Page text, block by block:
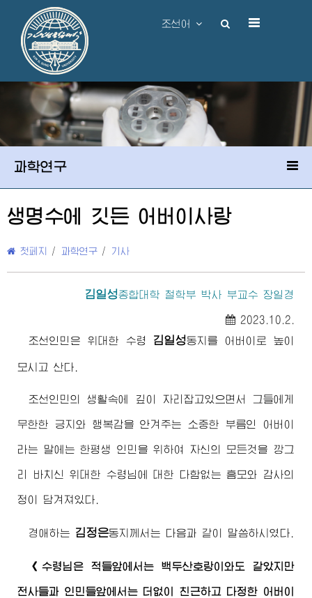
조선어
과학연구
생명수에 깃든 어버이 사랑
첫페지 / 과학연구 / 기사
김일성종합대학 철학부 박사 부교수 장일경
2023.10.2.
조선인민은 위대한 수령 김일성동지를 어버이 로 높이
모시고 산다.
조선인민의 생활속에 깊이 자리잡고있으면서 그들에게
무한한 긍지와 행복감을 안겨주는 소중한 부름인 어버이
라는 말에는 한평생 인민을 위하여 자신의 모든것을 깡그
리 바치신위대한 수령님 에 대한 다함없는 흠모와 감사의
정이 담겨져있다.
경애하는 김정은동지께서 는 다음과 같이 말씀하시였다.
《 수령님 은 적들앞에서는 백두산호랑이와도 같았지만
전사들과 인민들앞에서는 더없이 친근하고 다정한 어버이